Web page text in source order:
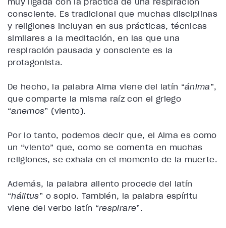
consciente. Es tradicional que muchas disciplinas
y religiones incluyan en sus prácticas, técnicas
similares a la meditación, en las que una
respiración pausada y consciente es la
protagonista.
De hecho, la palabra Alma viene del latín “ánima”,
que comparte la misma raíz con el griego
“anemos” (viento).
Por lo tanto, podemos decir que, el Alma es como
un “viento” que, como se comenta en muchas
religiones, se exhala en el momento de la muerte.
Además, la palabra aliento procede del latín
“hálitus” o soplo. También, la palabra espíritu
viene del verbo latín “respirare”.